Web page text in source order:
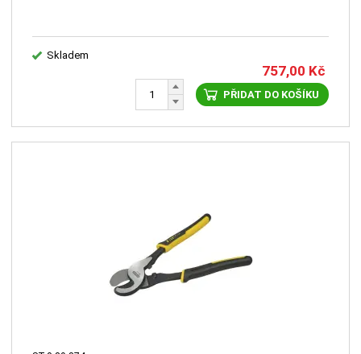
Skladem
757,00 Kč
PŘIDAT DO KOŠÍKU